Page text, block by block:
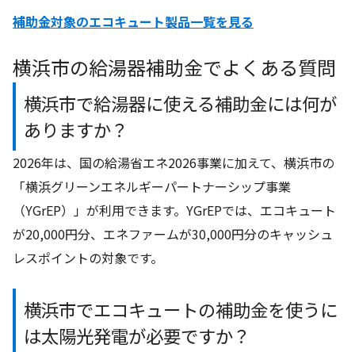
補助金対象のエコキュート製品一覧を見る
横浜市の給湯器補助金でよくある質問
横浜市で給湯器に使える補助金には何が
ありますか？
2026年は、国の給湯省エネ2026事業に加えて、横浜市の
「横浜グリーンエネルギーパートナーシップ事業
（YGrEP）」が利用できます。YGrEPでは、エコキュート
が20,000円分、エネファームが30,000円分のキャッシュ
レスポイントの対象です。
横浜市でエコキュートの補助金を使うに
は太陽光発電が必要ですか？